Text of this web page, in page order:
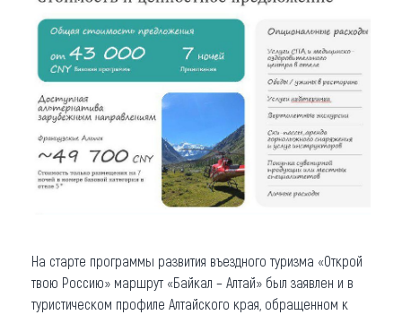
На старте программы развития въездного туризма «Открой
твою Россию» маршрут «Байкал – Алтай» был заявлен и в
туристическом профиле Алтайского края, обращенном к